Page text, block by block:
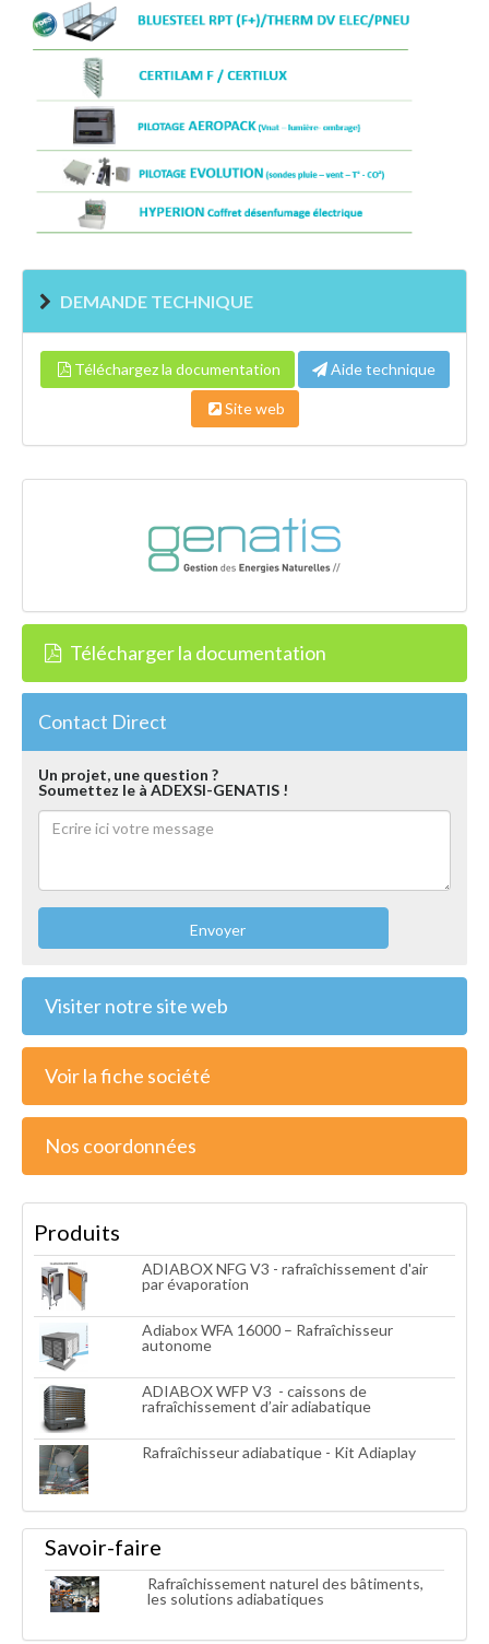
DEMANDE TECHNIQUE
Téléchargez la documentation Aide technique
Site web
Télécharger la documentation
Contact Direct
Un projet, une question ?
Soumettez le à ADEXSI-GENATIS !
Envoyer
Visiter notre site web
Voir la fiche société
Nos coordonnées
Produits
ADIABOX NFG V3 - rafraîchissement d'air
par évaporation
Adiabox WFA 16000 – Rafraîchisseur
autonome
ADIABOX WFP V3 - caissons de
rafraîchissement d’air adiabatique
Rafraîchisseur adiabatique - Kit Adiaplay
Savoir-faire
Rafraîchissement naturel des bâtiments,
les solutions adiabatiques